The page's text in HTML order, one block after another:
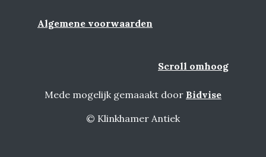
Algemene voorwaarden
Scroll omhoog
Mede mogelijk gemaaakt door Bidvise
© Klinkhamer Antiek